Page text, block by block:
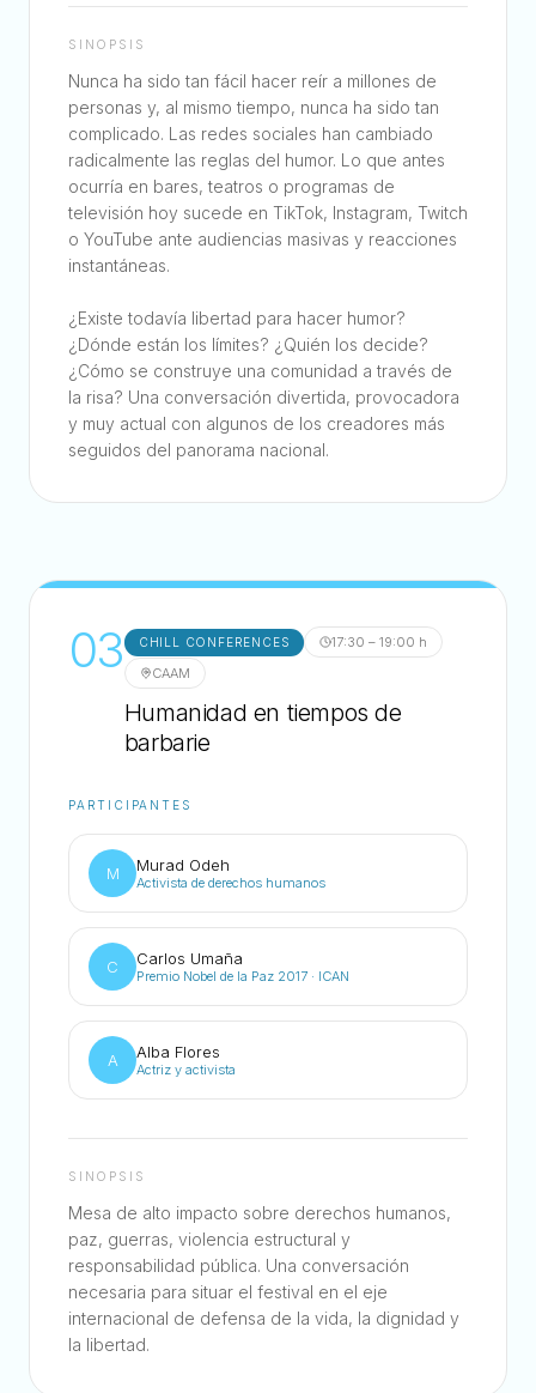
SINOPSIS
Nunca ha sido tan fácil hacer reír a millones de
personas y, al mismo tiempo, nunca ha sido tan
complicado. Las redes sociales han cambiado
radicalmente las reglas del humor. Lo que antes
ocurría en bares, teatros o programas de
televisión hoy sucede en TikTok, Instagram, Twitch
o YouTube ante audiencias masivas y reacciones
instantáneas.
¿Existe todavía libertad para hacer humor?
¿Dónde están los límites? ¿Quién los decide?
¿Cómo se construye una comunidad a través de
la risa? Una conversación divertida, provocadora
y muy actual con algunos de los creadores más
seguidos del panorama nacional.
03 CHILL CONFERENCES
17:30 – 19:00 h
CAAM
Humanidad en tiempos de
barbarie
PARTICIPANTES
M Murad Odeh
Activista de derechos humanos
C Carlos Umaña
Premio Nobel de la Paz 2017 · ICAN
A Alba Flores
Actriz y activista
SINOPSIS
Mesa de alto impacto sobre derechos humanos,
paz, guerras, violencia estructural y
responsabilidad pública. Una conversación
necesaria para situar el festival en el eje
internacional de defensa de la vida, la dignidad y
la libertad.